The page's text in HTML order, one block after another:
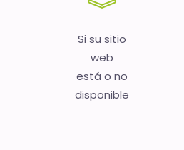
Si su sitio
web
está o no
disponible